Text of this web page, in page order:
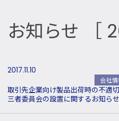
お知らせ ［
2017.11.10
会社
取引先企業向け製品出荷時の不適
三者委員会の設置に関するお知らせ